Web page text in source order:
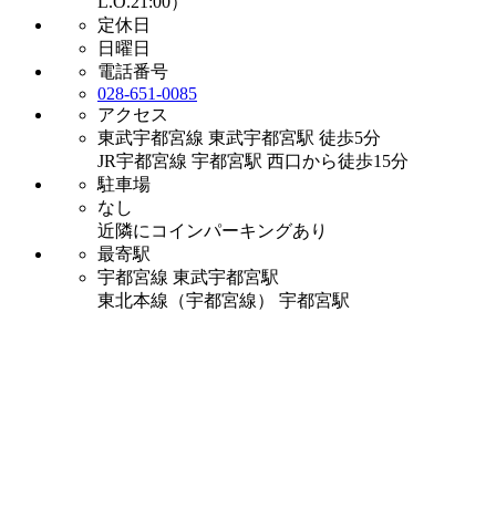
定休日
日曜日
電話番号
028-651-0085
アクセス
東武宇都宮線 東武宇都宮駅 徒歩5分
JR宇都宮線 宇都宮駅 西口から徒歩15分
駐車場
なし
近隣にコインパーキングあり
最寄駅
宇都宮線 東武宇都宮駅
東北本線（宇都宮線） 宇都宮駅